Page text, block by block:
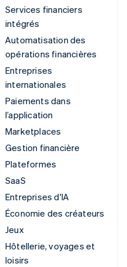
Services financiers
intégrés
Automatisation des
opérations financières
Entreprises
internationales
Paiements dans
l’application
Marketplaces
Gestion financière
Plateformes
SaaS
Entreprises d'IA
Économie des créateurs
Jeux
Hôtellerie, voyages et
loisirs